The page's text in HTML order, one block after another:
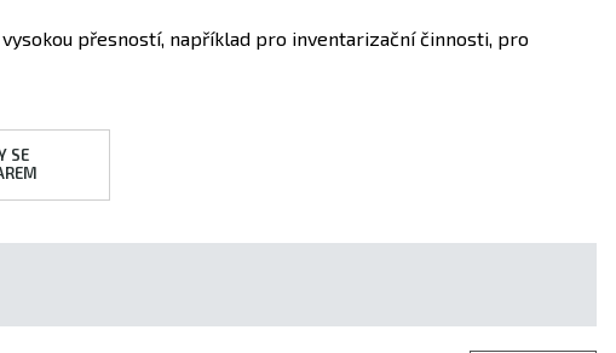
přesností, například pro inventarizační činnosti, pro
SE